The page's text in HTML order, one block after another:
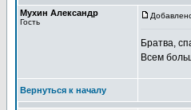
Мухин Александр
Гость
Братва,
Всем
Вернуться к началу